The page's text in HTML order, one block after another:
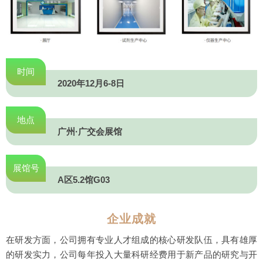
2020年12月6-8日
时间
广州·广交会展馆
地点
A区5.2馆G03
展馆号
企业成就
在研发方面，公司拥有专业人才组成的核心研发队伍，具有雄厚
的研发实力，公司每年投入大量科研经费用于新产品的研究与开